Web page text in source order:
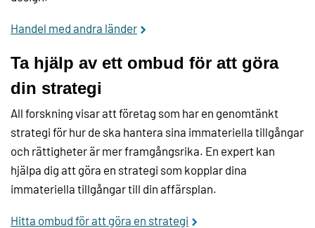
Handel med andra länder
Ta hjälp av ett ombud för att göra
din strategi
All forskning visar att företag som har en genomtänkt
strategi för hur de ska hantera sina immateriella tillgångar
och rättigheter är mer framgångsrika. En expert kan
hjälpa dig att göra en strategi som kopplar dina
immateriella tillgångar till din affärsplan.
Hitta ombud för att göra en strategi